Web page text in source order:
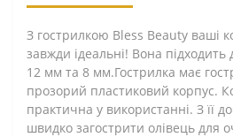
З гострилкою Bless Beauty ваші
завжди ідеальні! Вона підходить
12 мм та 8 мм.Гострилка має
прозорий пластиковий корпус.
практична у використанні. З її
швидко загострити олівець для